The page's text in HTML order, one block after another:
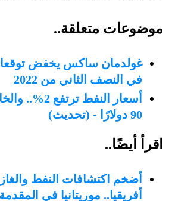
موضوعات متعلقة..
غولدمان ساكس يخفض
في النصف الثاني من 2022
أسعار النفط
90 دولارًا - (تحديث)
اقرأ أيضًا..
أضخم اكتشافات النفط
أفريقيا.. موريتانيا في المقدمة